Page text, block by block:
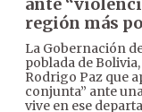
ante
región más
La Gobernación
poblada de
Rodrigo Paz que
conjunta” ante
vive en ese